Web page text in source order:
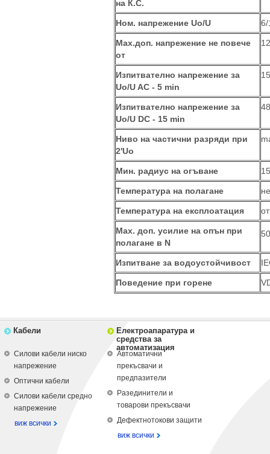
на К.С.
Ном. напрежение Uo/U 6/
Maх.доп. напрежение не повече
от
Изпитвателно напрежение за
Uo/U AC - 5 min
Изпитвателно напрежение за
Uo/U DC - 15 min
Ниво на частични разряди при
2'Uo
Мин. радиус на огъване
Температура на полагане
Температура на експлоатация
Мах. доп. усилие на опън при
полагане в N
Изпитване за водоустойчивост
Поведение при горене
Кабели
Силови кабели ниско
напрежение
Оптични кабели
Силови кабели средно
напрежение
виж всички
Електроапаратура и
средства за
автоматизация
Автоматични
прекъсвачи и
предпазители
Разединители и
товарови прекъсвачи
Дефектнотокови защити
виж всички